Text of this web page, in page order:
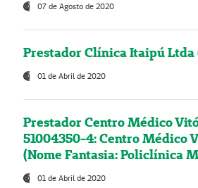
07 de Agosto de 2020
Prestador Clínica Itaipú Ltda
01 de Abril de 2020
Prestador Centro Médico
51004350-4: Centro Médico
(Nome Fantasia: Policlínica
01 de Abril de 2020